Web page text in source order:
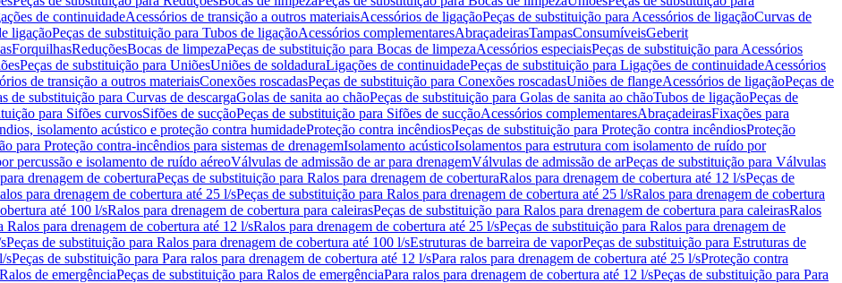
de continuidadeAcessórios de transição a outros materiaisAcessórios de ligaçãoPeças de substituição para Acessórios de ligaçãoCurvas de
ligaçãoPeças de substituição para Tubos de ligaçãoAcessórios complementaresAbraçadeirasTampasConsumíveisGeberit
ForquilhasReduçõesBocas de limpezaPeças de substituição para Bocas de limpezaAcessórios especiaisPeças de substituição para Acessórios
Peças de substituição para UniõesUniões de soldaduraLigações de continuidadePeças de substituição para Ligações de continuidadeAcessórios
de transição a outros materiaisConexões roscadasPeças de substituição para Conexões roscadasUniões de flangeAcessórios de ligaçãoPeças de
de substituição para Curvas de descargaGolas de sanita ao chãoPeças de substituição para Golas de sanita ao chãoTubos de ligaçãoPeças de
para Sifões curvosSifões de sucçãoPeças de substituição para Sifões de sucçãoAcessórios complementaresAbraçadeirasFixações para
isolamento acústico e proteção contra humidadeProteção contra incêndiosPeças de substituição para Proteção contra incêndiosProteção
para Proteção contra-incêndios para sistemas de drenagemIsolamento acústicoIsolamentos para estrutura com isolamento de ruído por
percussão e isolamento de ruído aéreoVálvulas de admissão de ar para drenagemVálvulas de admissão de arPeças de substituição para Válvulas
drenagem de coberturaPeças de substituição para Ralos para drenagem de coberturaRalos para drenagem de cobertura até 12 l/sPeças de
para drenagem de cobertura até 25 l/sPeças de substituição para Ralos para drenagem de cobertura até 25 l/sRalos para drenagem de cobertura
até 100 l/sRalos para drenagem de cobertura para caleirasPeças de substituição para Ralos para drenagem de cobertura para caleirasRalos
Ralos para drenagem de cobertura até 12 l/sRalos para drenagem de cobertura até 25 l/sPeças de substituição para Ralos para drenagem de
Peças de substituição para Ralos para drenagem de cobertura até 100 l/sEstruturas de barreira de vaporPeças de substituição para Estruturas de
sPeças de substituição para Para ralos para drenagem de cobertura até 12 l/sPara ralos para drenagem de cobertura até 25 l/sProteção contra
Ralos de emergênciaPeças de substituição para Ralos de emergênciaPara ralos para drenagem de cobertura até 12 l/sPeças de substituição para Para